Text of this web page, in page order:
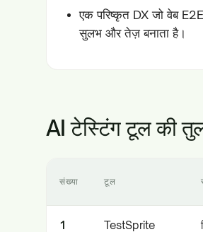
एक परिष्कृत DX जो वेब E2E
सुलभ और तेज़ बनाता है।
AI टेस्टिंग टूल की
संख्या टूल
1 TestSprite